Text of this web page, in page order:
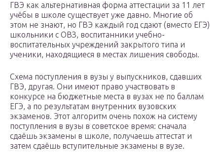
ГВЭ как альтернативная форма аттестации за 11 лет
учёбы в школе существует уже давно. Многие об
этом не знают, но ГВЭ каждый год сдают (вместо ЕГЭ)
школьники с ОВЗ, воспитанники учебно-
воспитательных учреждений закрытого типа и
ученики, находящиеся в местах лишения свободы.
Схема поступления в вузы у выпускников, сдавших
ГВЭ, другая. Они имеют право участвовать в
конкурсе на бюджетные места в вузах не по баллам
ЕГЭ, а по результатам внутренних вузовских
экзаменов. Этот алгоритм очень похож на систему
поступления в вузы в советское время: сначала
сдаёшь экзамены в школе, получаешь аттестат и
затем сдаёшь вступительные экзамены в вузе.